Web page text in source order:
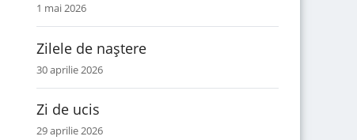
1 mai 2026
Zilele de naștere
30 aprilie 2026
Zi de ucis
29 aprilie 2026